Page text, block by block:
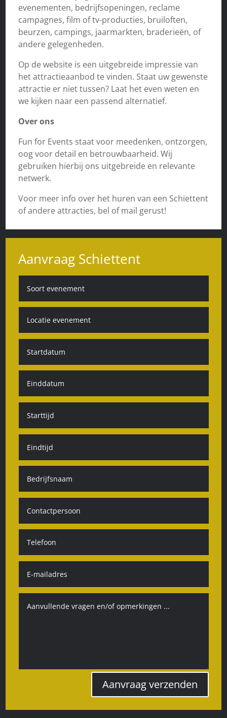
evenementen, bedrijfsopeningen, reclame
campagnes, film of tv-producties, bruiloften,
beurzen, campings, jaarmarkten, braderieën, of
andere gelegenheden.
Op de website is een uitgebreide impressie van
het attractieaanbod te vinden. Staat uw gewenste
attractie er niet tussen? Laat het even weten en
we kijken naar een passend alternatief.
Over ons
Fun for Events staat voor meedenken, ontzorgen,
oog voor detail en betrouwbaarheid. Wij
gebruiken hierbij ons uitgebreide en relevante
netwerk.
Voor meer info over het huren van een Schiettent
of andere attracties, bel of mail gerust!
Aanvraag Schiettent
Aanvraag verzenden